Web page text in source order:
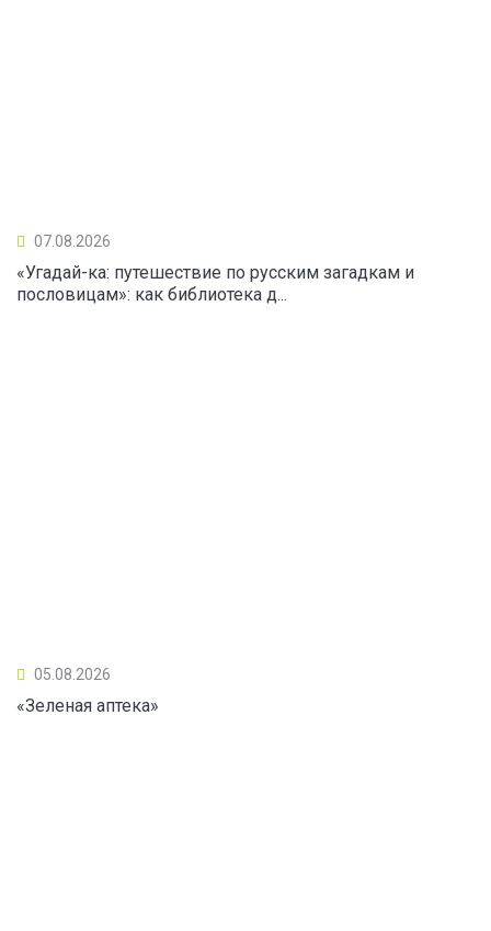
07.08.2026
«Угадай-ка: путешествие по русским загадкам и
пословицам»: как библиотека д...
05.08.2026
«Зеленая аптека»